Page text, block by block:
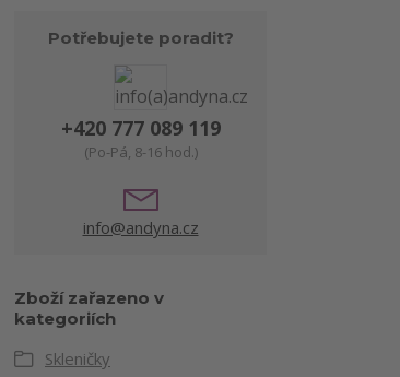
Potřebujete poradit?
+420 777 089 119
(Po-Pá, 8-16 hod.)
info@andyna.cz
Zboží zařazeno v
kategoriích
Skleničky